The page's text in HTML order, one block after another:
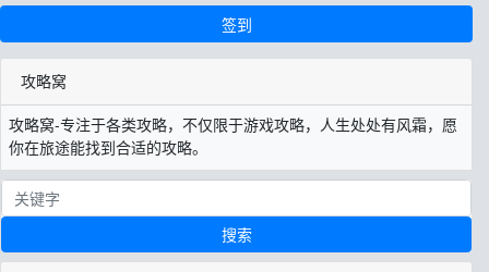
签到
攻略窝
攻略窝-专注于各类攻略，不仅限于游戏攻略，人生处处有风霜，愿
你在旅途能找到合适的攻略。
搜索